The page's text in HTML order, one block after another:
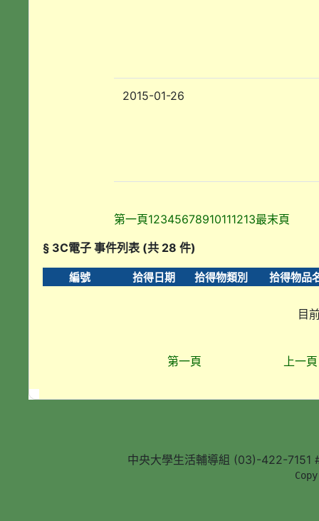
2015-01-26
第一頁12345678910111213最末頁
§ 3C電子 事件列表 (共 28 件)
編號 拾得日期 拾得物類別 拾得物品
目
第一頁 上一頁
中央大學生活輔導組 (03)-422-7151